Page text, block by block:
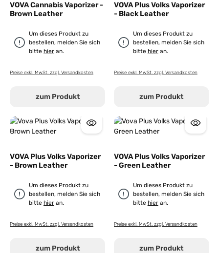
VOVA Cannabis Vaporizer -
Brown Leather
Um dieses Produkt zu
bestellen, melden Sie sich
bitte hier an.
Preise exkl. MwSt. zzgl. Versandkosten
zum Produkt
VOVA Plus Volks Vaporizer
- Black Leather
Um dieses Produkt zu
bestellen, melden Sie sich
bitte hieran.
Preise exkl. MwSt. zzgl. Versandkosten
zum Produkt
VOVA Plus Volks Vaporizer
- Brown Leather
Um dieses Produkt zu
bestellen, melden Sie sich
bitte hier an.
Preise exkl. MwSt. zzgl. Versandkosten
zum Produkt
VOVA Plus Volks Vaporizer
- Green Leather
Um dieses Produkt zu
bestellen, melden Sie sich
bitte hieran.
Preise exkl. MwSt. zzgl. Versandkosten
zum Produkt